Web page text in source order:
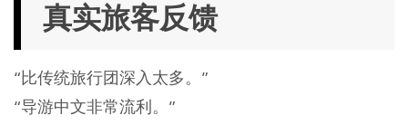
真实旅客反馈
“比传统旅行团深入太多。”
“导游中文非常流利。”